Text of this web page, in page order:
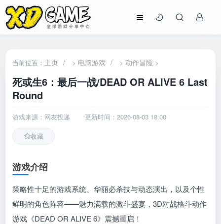
当前位置： 主页 / > 电脑游戏 / >动作冒险 >
死或生6：最后一战/DEAD OR ALIVE 6 Last
Round
游戏来源：网友投递 更新时间：2026-08-03 18:00
收藏
游戏介绍
策略性十足的游戏系统、华丽必杀技与动态演出，以及个性
鲜明的角色阵容——魅力满载的激斗盛宴，3D对战格斗动作
游戏《DEAD OR ALIVE 6》震撼重启！